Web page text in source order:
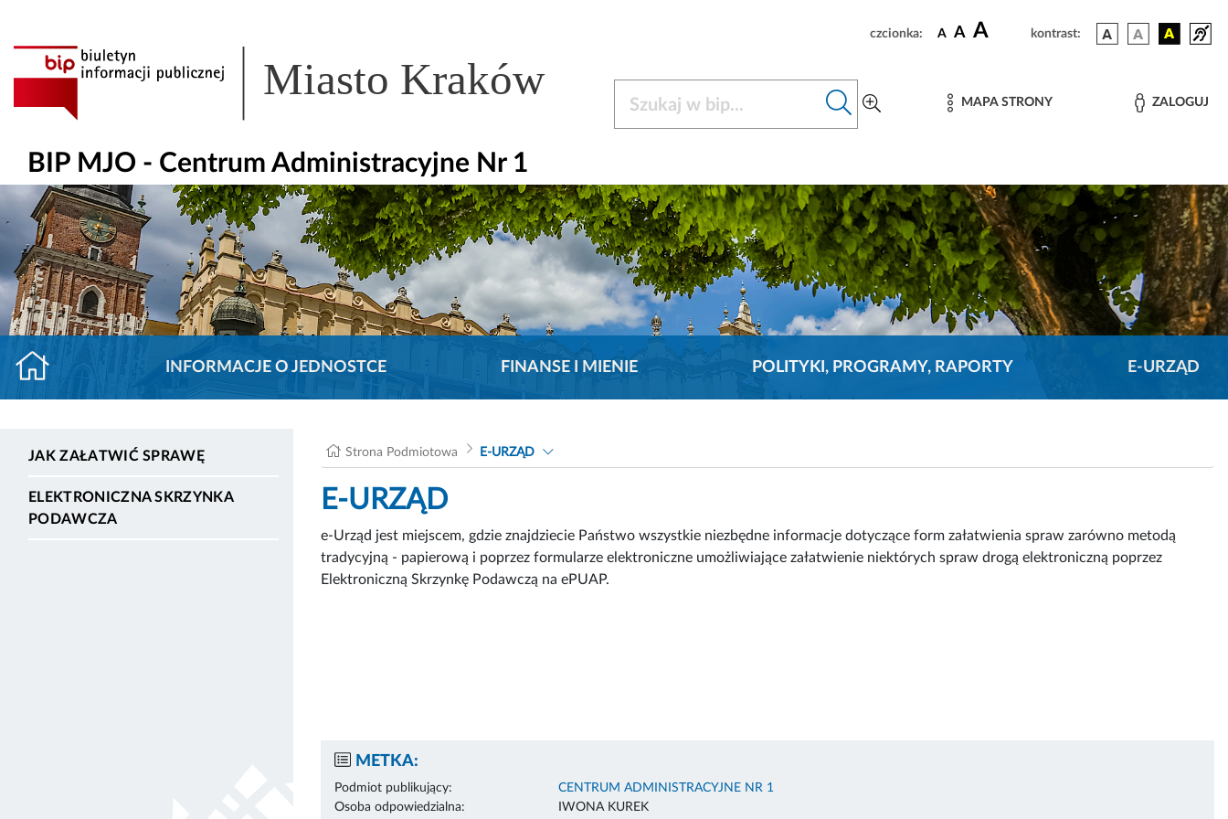
czcionka: A A A kontrast:
Miasto Kraków MAPA STRONY ZALOGUJ
BIP MJO - Centrum Administracyjne Nr 1
INFORMACJE O JEDNOSTCE FINANSE I MIENIE POLITYKI, PROGRAMY, RAPORTY E-URZĄD
JAK ZAŁATWIĆ SPRAWĘ
ELEKTRONICZNA SKRZYNKA
PODAWCZA
Strona Podmiotowa E-URZĄD
E-URZĄD
e-Urząd jest miejscem, gdzie znajdziecie Państwo wszystkie niezbędne informacje dotyczące form załatwienia spraw zarówno metodą
tradycyjną - papierową i poprzez formularze elektroniczne umożliwiające załatwienie niektórych spraw drogą elektroniczną poprzez
Elektroniczną Skrzynkę Podawczą na ePUAP.
METKA:
Podmiot publikujący:
CENTRUM ADMINISTRACYJNE NR 1
Osoba odpowiedzialna:
IWONA KUREK